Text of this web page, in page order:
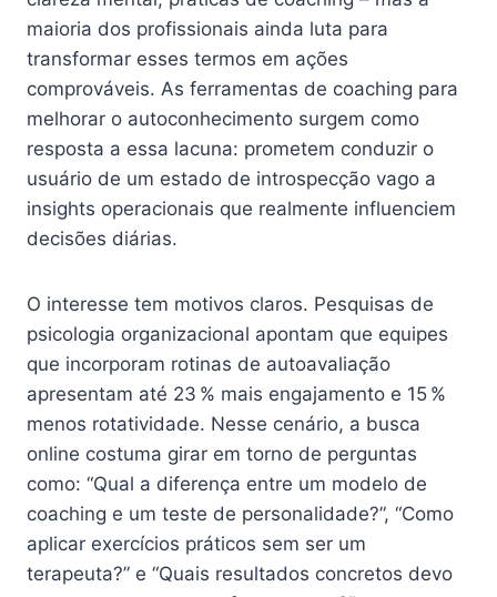
maioria dos profissionais ainda luta para
transformar esses termos em ações
comprováveis. As ferramentas de coaching para
melhorar o autoconhecimento surgem como
resposta a essa lacuna: prometem conduzir o
usuário de um estado de introspecção vago a
insights operacionais que realmente influenciem
decisões diárias.
O interesse tem motivos claros. Pesquisas de
psicologia organizacional apontam que equipes
que incorporam rotinas de autoavaliação
apresentam até 23 % mais engajamento e 15 %
menos rotatividade. Nesse cenário, a busca
online costuma girar em torno de perguntas
como: “Qual a diferença entre um modelo de
coaching e um teste de personalidade?”, “Como
aplicar exercícios práticos sem ser um
terapeuta?” e “Quais resultados concretos devo